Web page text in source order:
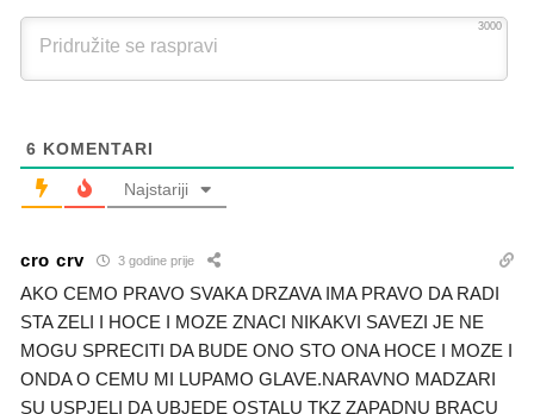
3000
6 KOMENTARI
Najstariji
cro crv 3 godine prije
AKO CEMO PRAVO SVAKA DRZAVA IMA PRAVO DA RADI
STA ZELI I HOCE I MOZE ZNACI NIKAKVI SAVEZI JE NE
MOGU SPRECITI DA BUDE ONO STO ONA HOCE I MOZE I
ONDA O CEMU MI LUPAMO GLAVE.NARAVNO MADZARI
SU USPJELI DA UBJEDE OSTALU TKZ ZAPADNU BRACU